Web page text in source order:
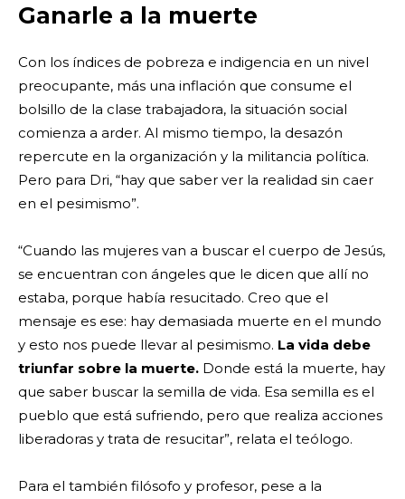
Ganarle a la muerte
Con los índices de pobreza e indigencia en un nivel
preocupante, más una inflación que consume el
bolsillo de la clase trabajadora, la situación social
comienza a arder. Al mismo tiempo, la desazón
repercute en la organización y la militancia política.
Pero para Dri, “hay que saber ver la realidad sin caer
en el pesimismo”.
“Cuando las mujeres van a buscar el cuerpo de Jesús,
se encuentran con ángeles que le dicen que allí no
estaba, porque había resucitado. Creo que el
mensaje es ese: hay demasiada muerte en el mundo
y esto nos puede llevar al pesimismo. La vida debe
triunfar sobre la muerte. Donde está la muerte, hay
que saber buscar la semilla de vida. Esa semilla es el
pueblo que está sufriendo, pero que realiza acciones
liberadoras y trata de resucitar”, relata el teólogo.
Para el también filósofo y profesor, pese a la